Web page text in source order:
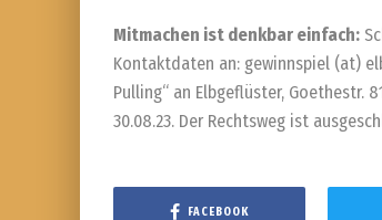
Mitmachen ist denkbar einfach:
Kontaktdaten an: gewinnspiel (at)
Pulling“ an Elbgeflüster, Goethestr.
30.08.23. Der Rechtsweg ist
FACEBOOK